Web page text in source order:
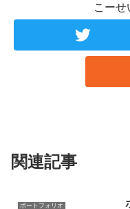
こーせ
関連記事
ポートフォリオ